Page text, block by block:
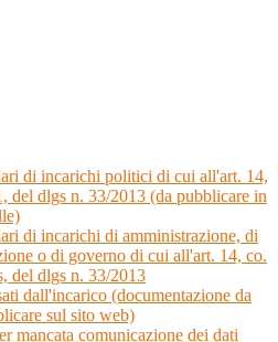
di incarichi politici di cui all'art. 14,
del dlgs n. 33/2013 (da pubblicare in
di incarichi di amministrazione, di
o di governo di cui all'art. 14, co.
del dlgs n. 33/2013
dall'incarico (documentazione da
sul sito web)
mancata comunicazione dei dati